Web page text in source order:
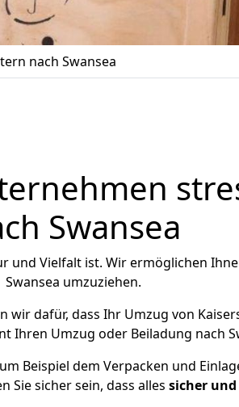
nach Swansea
Swansea
und Vielfalt ist. Wir ermöglichen
Swansea umzuziehen.
wir dafür, dass Ihr Umzug von
Ihren Umzug oder Beiladung nach
Beispiel dem Verpacken und
Sie sicher sein, dass alles sicher